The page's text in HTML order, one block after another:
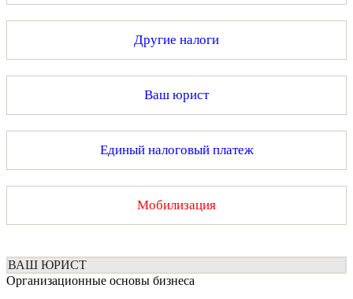
Другие налоги
Ваш юрист
Единый налоговый платеж
Мобилизация
ВАШ ЮРИСТ
Организационные основы бизнеса